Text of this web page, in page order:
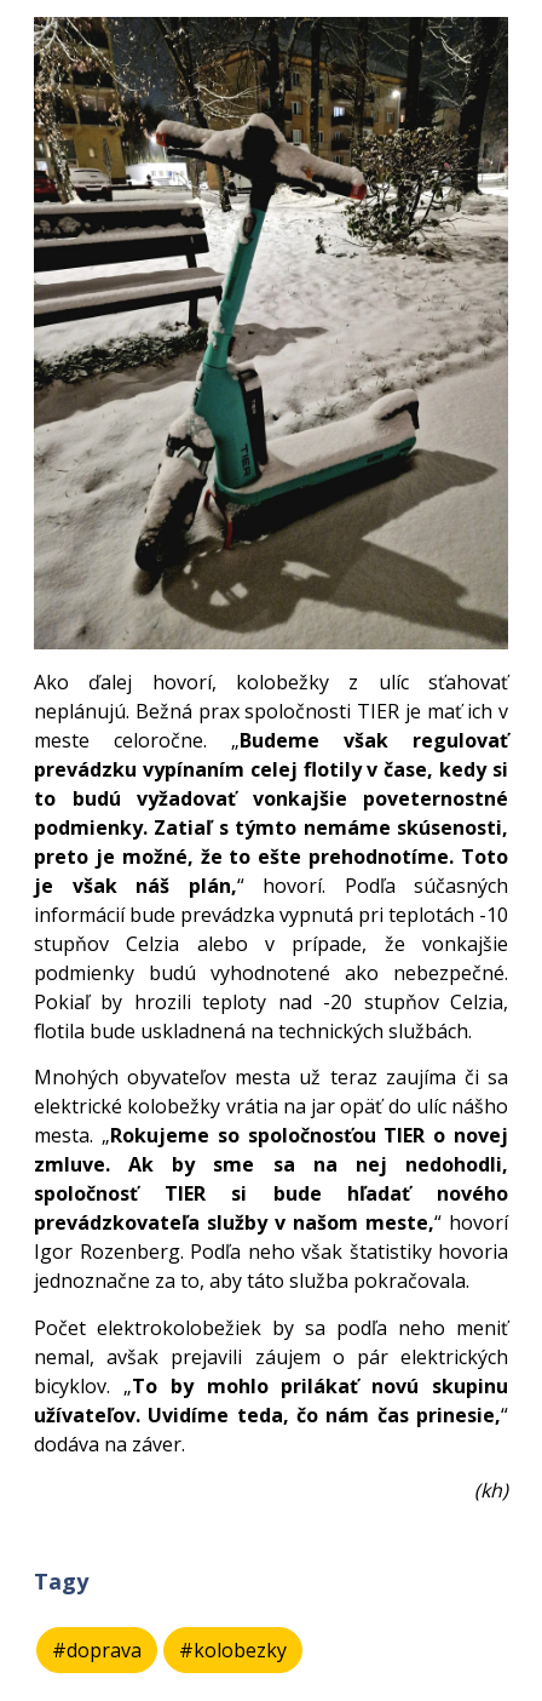
Ako ďalej hovorí, kolobežky z ulíc sťahovať
neplánujú. Bežná prax spoločnosti TIER je mať ich v
meste celoročne. „Budeme však regulovať
prevádzku vypínaním celej flotily v čase, kedy si
to budú vyžadovať vonkajšie poveternostné
podmienky. Zatiaľ s týmto nemáme skúsenosti,
preto je možné, že to ešte prehodnotíme. Toto
je však náš plán,“ hovorí. Podľa súčasných
informácií bude prevádzka vypnutá pri teplotách -10
stupňov Celzia alebo v prípade, že vonkajšie
podmienky budú vyhodnotené ako nebezpečné.
Pokiaľ by hrozili teploty nad -20 stupňov Celzia,
flotila bude uskladnená na technických službách.
Mnohých obyvateľov mesta už teraz zaujíma či sa
elektrické kolobežky vrátia na jar opäť do ulíc nášho
mesta. „Rokujeme so spoločnosťou TIER o novej
zmluve. Ak by sme sa na nej nedohodli,
spoločnosť TIER si bude hľadať nového
prevádzkovateľa služby v našom meste,“ hovorí
Igor Rozenberg. Podľa neho však štatistiky hovoria
jednoznačne za to, aby táto služba pokračovala.
Počet elektrokolobežiek by sa podľa neho meniť
nemal, avšak prejavili záujem o pár elektrických
bicyklov. „To by mohlo prilákať novú skupinu
užívateľov. Uvidíme teda, čo nám čas prinesie,“
dodáva na záver.
(kh)
Tagy
#doprava #kolobezky